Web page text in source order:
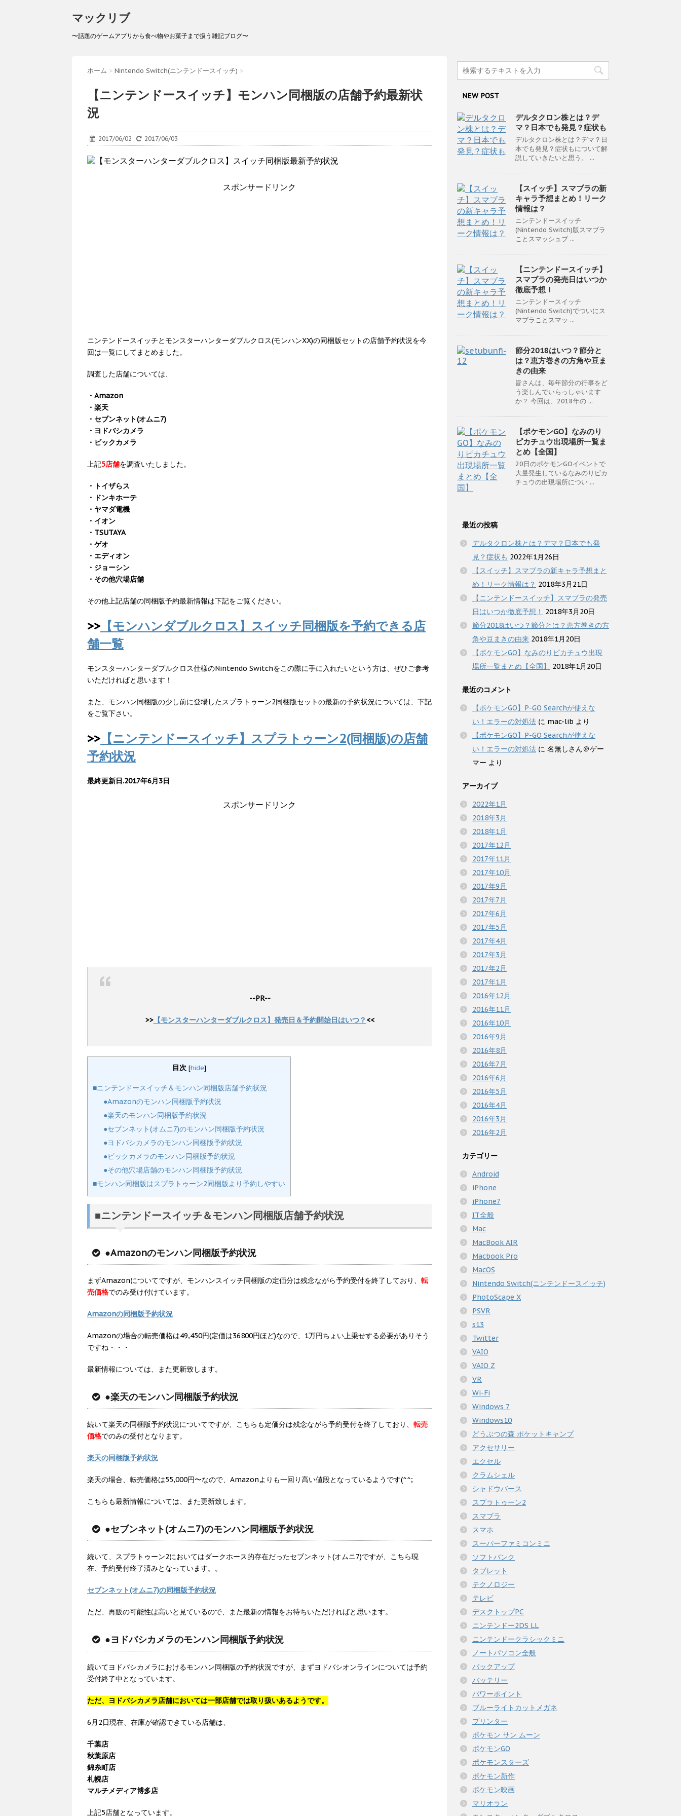
マックリブ
〜話題のゲームアプリから食べ物やお菓子まで扱う雑記ブログ〜
ホーム > Nintendo Switch(ニンテンドースイッチ) >
【ニンテンドースイッチ】モンハン同梱版の店舗予約最新状
況
2017/06/02 2017/06/03
スポンサードリンク
ニンテンドースイッチとモンスターハンターダブルクロス(モンハンXX)の同梱版セットの店舗予約状況を今
回は一覧にしてまとめました。
調査した店舗については、
・Amazon
・楽天
・セブンネット(オムニ7)
・ヨドバシカメラ
・ビックカメラ
上記5店舗を調査いたしました。
・トイザらス
・ドンキホーテ
・ヤマダ電機
・イオン
・TSUTAYA
・ゲオ
・エディオン
・ジョーシン
・その他穴場店舗
その他上記店舗の同梱版予約最新情報は下記をご覧ください。
>> 【モンハンダブルクロス】スイッチ同梱版を予約できる店
舗一覧
モンスターハンターダブルクロス仕様のNintendo Switchをこの際に手に入れたいという方は、ぜひご参考
いただければと思います！
また、モンハン同梱版の少し前に登場したスプラトゥーン2同梱版セットの最新の予約状況については、下記
をご覧下さい。
>> 【ニンテンドースイッチ】スプラトゥーン2(同梱版)の店舗
予約状況
最終更新日.2017年6月3日
スポンサードリンク
--PR--
>>【モンスターハンターダブルクロス】発売日＆予約開始日はいつ？ <<
目次 [hide]
■ニンテンドースイッチ＆モンハン同梱版店舗予約状況
●Amazonのモンハン同梱版予約状況
●楽天のモンハン同梱版予約状況
●セブンネット(オムニ7)のモンハン同梱版予約状況
●ヨドバシカメラのモンハン同梱版予約状況
●ビックカメラのモンハン同梱版予約状況
●その他穴場店舗のモンハン同梱版予約状況
■モンハン同梱版はスプラトゥーン2同梱版より予約しやすい
■ニンテンドースイッチ＆モンハン同梱版店舗予約状況
●Amazonのモンハン同梱版予約状況
まずAmazonについてですが、モンハンスイッチ同梱版の定価分は残念ながら予約受付を終了しており、 転
売価格でのみ受け付けています。
Amazonの同梱版予約状況
Amazonの場合の転売価格は49,450円(定価は36800円ほど)なので、1万円ちょい上乗せする必要がありそう
ですね・・・
最新情報については、また更新致します。
●楽天のモンハン同梱版予約状況
続いて楽天の同梱版予約状況についてですが、こちらも定価分は残念ながら予約受付を終了しており、 転売
価格でのみの受付となります。
楽天の同梱版予約状況
楽天の場合、転売価格は55,000円〜なので、Amazonよりも一回り高い値段となっているようです(^^;
こちらも最新情報については、また更新致します。
●セブンネット(オムニ7)のモンハン同梱版予約状況
続いて、スプラトゥーン2においてはダークホース的存在だったセブンネット(オムニ7)ですが、こちら現
在、予約受付終了済みとなっています。。
セブンネット(オムニ7)の同梱版予約状況
ただ、再販の可能性は高いと見ているので、また最新の情報をお待ちいただければと思います。
●ヨドバシカメラのモンハン同梱版予約状況
続いてヨドバシカメラにおけるモンハン同梱版の予約状況ですが、まずヨドバシオンラインについては予約
受付終了中となっています。
ただ、ヨドバシカメラ店舗においては一部店舗では取り扱いあるようです。
6月2日現在、在庫が確認できている店舗は、
千葉店
秋葉原店
錦糸町店
札幌店
マルチメディア博多店
上記5店舗となっています。
NEW POST
デルタクロン株とは？デ
マ？日本でも発見？症状も
デルタクロン株とは？デマ？日
本でも発見？症状もについて解
説していきたいと思う。 ...
【スイッチ】スマブラの新
キャラ予想まとめ！リーク
情報は？
ニンテンドースイッチ
(Nintendo Switch)版スマブラ
ことスマッシュブ ...
【ニンテンドースイッチ】
スマブラの発売日はいつか
徹底予想！
ニンテンドースイッチ
(Nintendo Switch)でついにス
マブラことスマッ ...
節分2018はいつ？節分と
は？恵方巻きの方角や豆ま
きの由来
皆さんは、毎年節分の行事をど
う楽しんでいらっしゃいます
か？ 今回は、2018年の ...
【ポケモンGO】なみのり
ピカチュウ出現場所一覧ま
とめ【全国】
20日のポケモンGOイベントで
大量発生しているなみのりピカ
チュウの出現場所につい ...
最近の投稿
デルタクロン株とは？デマ？日本でも発
見？症状も 2022年1月26日
【スイッチ】スマブラの新キャラ予想まと
め！リーク情報は？ 2018年3月21日
【ニンテンドースイッチ】スマブラの発売
日はいつか徹底予想！
2018年3月20日
節分2018はいつ？節分とは？恵方巻きの方
角や豆まきの由来 2018年1月20日
【ポケモンGO】なみのりピカチュウ出現
場所一覧まとめ【全国】
2018年1月20日
最近のコメント
【ポケモンGO】P-GO Searchが使えな
い！エラーの対処法 に mac-lib より
【ポケモンGO】P-GO Searchが使えな
い！エラーの対処法 に 名無しさん＠ゲー
マー より
アーカイブ
2022年1月
2018年3月
2018年1月
2017年12月
2017年11月
2017年10月
2017年9月
2017年7月
2017年6月
2017年5月
2017年4月
2017年3月
2017年2月
2017年1月
2016年12月
2016年11月
2016年10月
2016年9月
2016年8月
2016年7月
2016年6月
2016年5月
2016年4月
2016年3月
2016年2月
カテゴリー
Android
iPhone
iPhone7
IT全般
Mac
MacBook AIR
Macbook Pro
MacOS
Nintendo Switch(ニンテンドースイッチ)
PhotoScape X
PSVR
s13
Twitter
VAIO
VAIO Z
VR
Wi-Fi
Windows 7
Windows10
どうぶつの森 ポケットキャンプ
アクセサリー
エクセル
クラムシェル
シャドウバース
スプラトゥーン2
スマブラ
スマホ
スーパーファミコンミニ
ソフトバンク
タブレット
テクノロジー
テレビ
デスクトップPC
ニンテンドー2DS LL
ニンテンドークラシックミニ
ノートパソコン全般
バックアップ
バッテリー
パワーポイント
ブルーライトカットメガネ
プリンター
ポケモン サン ムーン
ポケモンGO
ポケモンスターズ
ポケモン新作
ポケモン映画
マリオラン